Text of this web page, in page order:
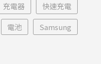
充電器 快速充電
電池 Samsung